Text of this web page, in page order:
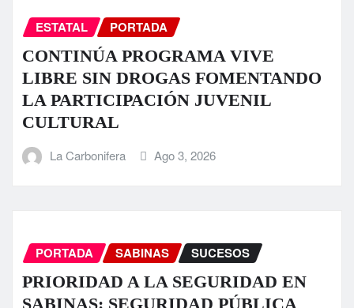
ESTATAL PORTADA
CONTINÚA PROGRAMA VIVE
LIBRE SIN DROGAS FOMENTANDO
LA PARTICIPACIÓN JUVENIL
CULTURAL
La Carbonifera Ago 3, 2026
PORTADA SABINAS SUCESOS
PRIORIDAD A LA SEGURIDAD EN
SABINAS: SEGURIDAD PÚBLICA